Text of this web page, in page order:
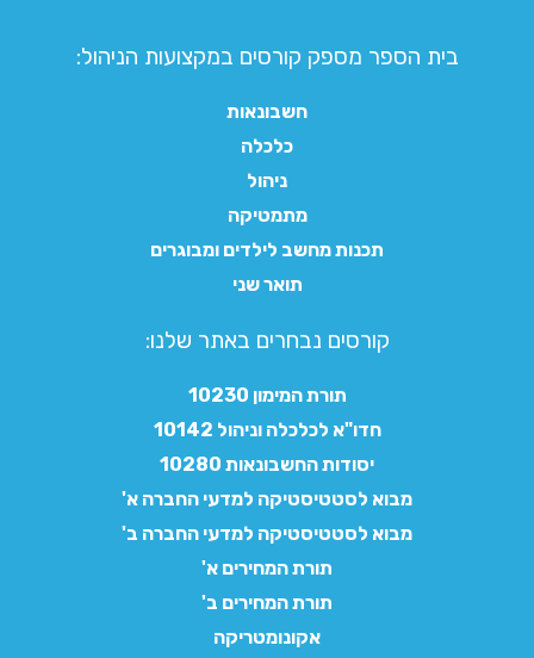
בית הספר מספק קורסים במקצועות הניהול:
חשבונאות
כלכלה
ניהול
מתמטיקה
תכנות מחשב לילדים ומבוגרים
תואר שני
קורסים נבחרים באתר שלנו:​
תורת המימון 10230
חדו"א לכלכלה וניהול 10142
יסודות החשבונאות 10280
מבוא לסטטיסטיקה למדעי החברה א'
מבוא לסטטיסטיקה למדעי החברה ב'
תורת המחירים א'
תורת המחירים ב'
אקונומטריקה